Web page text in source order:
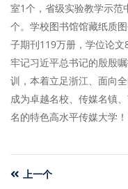
室1个，省级实验教学示范
个。学校图书馆馆藏纸质
子期刊119万册，学位论
牢记习近平总书记的殷殷
训，本着立足浙江、面向
成为卓越名校、传媒名镇
名的特色高水平传媒大学！
上一个